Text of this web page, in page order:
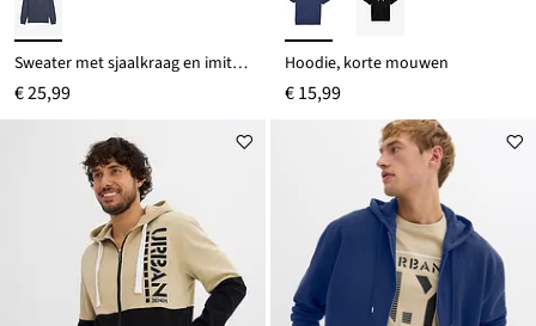
Sweater met sjaalkraag en imitatieleren details
€ 25,99
Hoodie, korte mouwen
€ 15,99